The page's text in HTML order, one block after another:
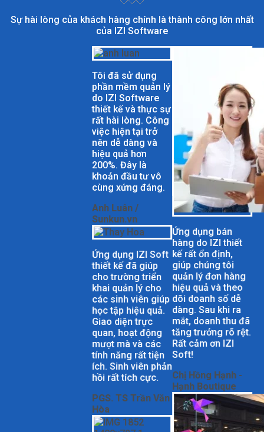
Sự hài lòng của khách hàng chính là thành công lớn nhất
của IZI Software
Ứng dụng bán
hàng do IZI thiết
kế rất ổn định,
giúp chúng tôi
quản lý đơn hàng
hiệu quả và theo
dõi doanh số dễ
dàng. Sau khi ra
mắt, doanh thu đã
tăng trưởng rõ rệt.
Rất cảm ơn IZI
Soft!
Chị Hồng Hạnh -
Hạnh Boutique
Tôi đã sử dụng
phần mềm quản lý
do IZI Software
thiết kế và thực sự
rất hài lòng. Công
việc hiện tại trở
nên dễ dàng và
hiệu quả hơn
200%. Đây là
khoản đầu tư vô
cùng xứng đáng.
Anh Luân /
Sunkun.vn
Ứng dụng IZI Soft
thiết kế đã giúp
cho trường triển
khai quản lý cho
các sinh viên giúp
học tập hiệu quả.
Giao diện trực
quan, hoạt động
mượt mà và các
tính năng rất tiện
ích. Sinh viên phản
hồi rất tích cực.
PGS. TS Trần Văn
Hòa